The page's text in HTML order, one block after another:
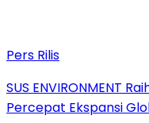
Pers Rilis
SUS ENVIRONMENT
Percepat Ekspansi